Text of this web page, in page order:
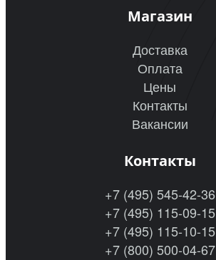
Магазин
Доставка
Оплата
Цены
Контакты
Вакансии
Контакты
+7 (495) 545-42-36
+7 (495) 115-09-15
+7 (495) 115-10-15
+7 (800) 500-04-67